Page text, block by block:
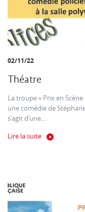
02/11/22
Théatre
La troupe « Prix en
une comédie de
s’agit d’une...
Lire la suite